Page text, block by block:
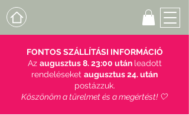
FONTOS SZÁLLÍTÁSI INFORMÁCIÓ
Az augusztus 8. 23:00 után leadott
rendeléseket augusztus 24. után
postázzuk.
Köszönöm a türelmet és a megértést! 🤍